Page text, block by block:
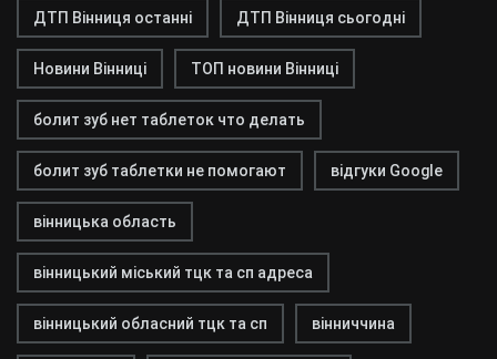
ДТП Вінниця останні ДТП Вінниця сьогодні
Новини Вінниці ТОП новини Вінниці
болит зуб нет таблеток что делать
болит зуб таблетки не помогают відгуки Google
вінницька область
вінницький міський тцк та сп адреса
вінницький обласний тцк та сп вінниччина